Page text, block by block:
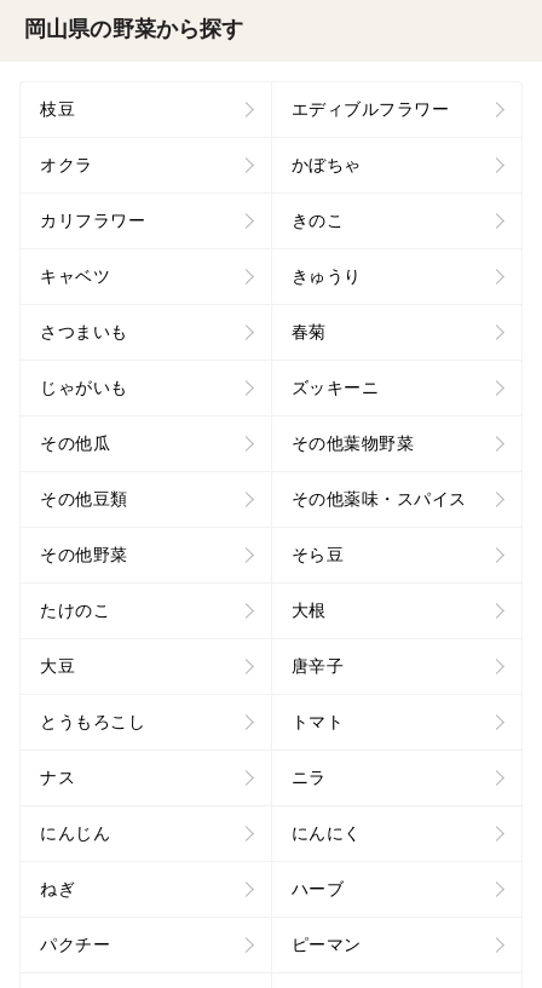
岡山県の野菜から探す
枝豆 エディブルフラワー
オクラ かぼちゃ
カリフラワー きのこ
キャベツ きゅうり
さつまいも 春菊
じゃがいも ズッキーニ
その他瓜 その他葉物野菜
その他豆類 その他薬味・スパイス
その他野菜 そら豆
たけのこ 大根
大豆 唐辛子
とうもろこし トマト
ナス ニラ
にんじん にんにく
ねぎ ハーブ
パクチー ピーマン